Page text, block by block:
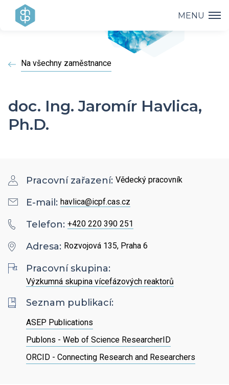
MENU
Vedení ústavu
Výzkumné skupiny a oddělení
HR Award
Ombudsman a ombudsmanka ÚCHP
Odpovědi na žádosti o poskytnutí informací
Veřejné zakázky
Výzkum
Vědecké úspěchy
Projekty
Přehled projektů
Interní grantová agentura
Přednášky
Bažantova konference
Hálovy přednášky
PhD Studium
Open Science
Popularizace
Kontakty
Nabídky zaměstnání
Hledat
EN
Na všechny zaměstnance
doc. Ing. Jaromír Havlica,
Ph.D.
Pracovní zařazení: Vědecký pracovník
E-mail: havlica@icpf.cas.cz
Telefon: +420 220 390 251
Adresa: Rozvojová 135, Praha 6
Pracovní skupina:
Výzkumná skupina vícefázových reaktorů
Seznam publikací:
ASEP Publications
Publons - Web of Science ResearcherID
ORCID - Connecting Research and Researchers